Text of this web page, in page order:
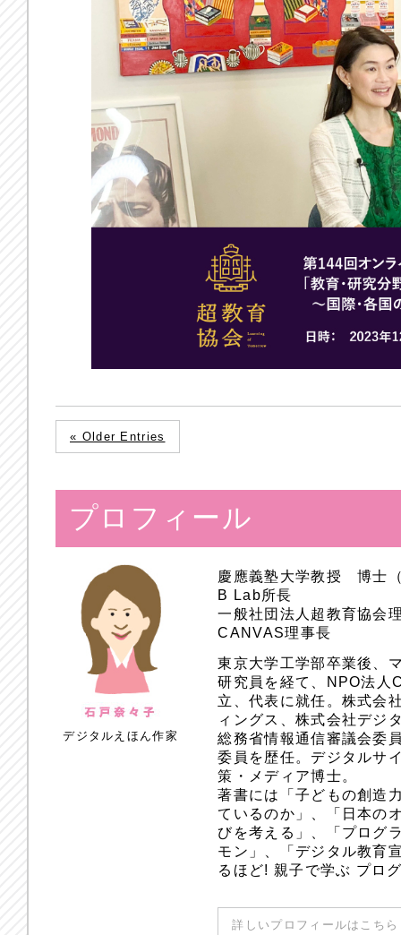
« Older Entries
プロフィール
デジタルえほん作家
慶應義塾大学教授 博士
B Lab所長
一般社団法人超教育協会
CANVAS理事長
東京大学工学部卒業後、
研究員を経て、NPO法人
立、代表に就任。株式会
ィングス、株式会社デジ
総務省情報通信審議会委
委員を歴任。デジタルサ
策・メディア博士。
著書には「子どもの創造
ているのか」、「日本の
びを考える」、「プログ
モン」、「デジタル教育
るほど! 親子で学ぶ プロ
詳しいプロフィールはこち